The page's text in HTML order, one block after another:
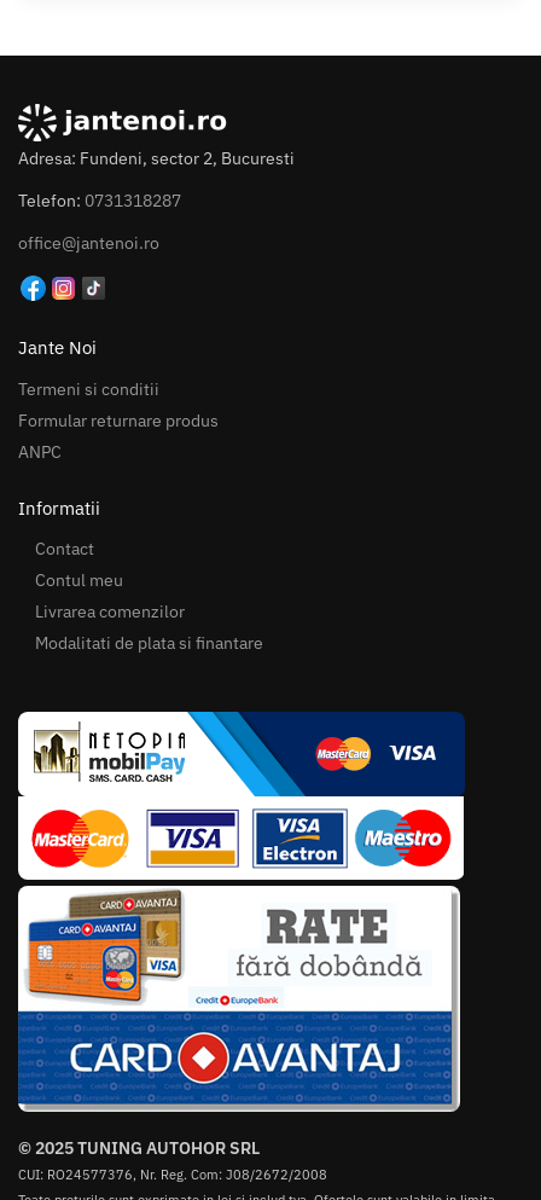
Adresa: Fundeni, sector 2, Bucuresti
Telefon: 0731318287
office@jantenoi.ro
Jante Noi
Termeni si conditii
Formular returnare produs
ANPC
Informatii
Contact
Contul meu
Livrarea comenzilor
Modalitati de plata si finantare
© 2025 TUNING AUTOHOR SRL
CUI: RO24577376, Nr. Reg. Com: J08/2672/2008